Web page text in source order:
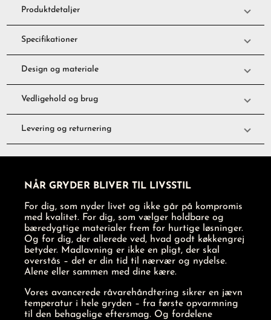
Produktdetaljer
Specifikationer
Design og materiale
Vedligehold og brug
Levering og returnering
NÅR GRYDER BLIVER TIL LIVSSTIL
For dig, som nyder livet og ikke går på kompromis
med kvalitet. For dig, som vælger holdbare og
bæredygtige materialer frem for hurtige løsninger.
Og for dig, der allerede ved, hvad godt køkkengrej
betyder. Madlavning er ikke en pligt, der skal
overstås – det er din tid til nærvær og nydelse.
Alene eller sammen med dine kære.
Vores avancerede råvarehåndtering sikrer en jævn
temperatur i hele gryden – fra første opvarmning
til den behagelige eftersmag. Og fordelene